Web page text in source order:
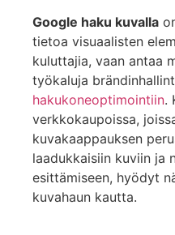
Google haku kuvalla
tietoa visuaalisten
kuluttajia, vaan antaa
työkaluja
hakukoneoptimointiin.
verkkokaupoissa,
kuvakaappauksen
laadukkaisiin kuviin ja
esittämiseen, hyödyt
kuvahaun kautta.